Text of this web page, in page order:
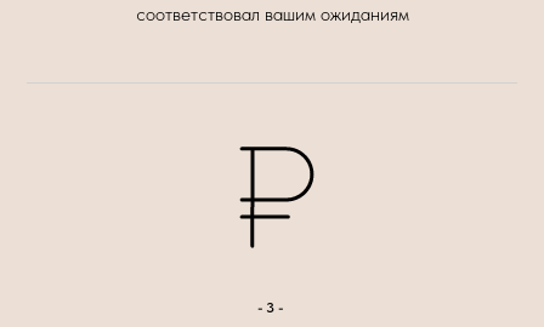
соответствовал вашим ожиданиям
-3-